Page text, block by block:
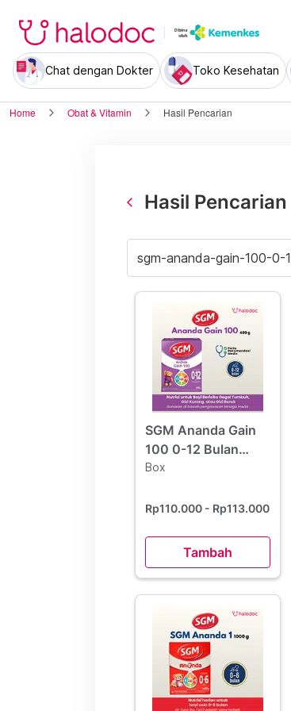
Chat dengan Dokter Toko Kesehatan
Home Obat & Vitamin Hasil Pencarian
arrow_back_ios Hasil Pencarian
SGM Ananda Gain
100 0-12 Bulan
Susu Bubuk 400 g
Box
Rp110.000 - Rp113.000
Tambah